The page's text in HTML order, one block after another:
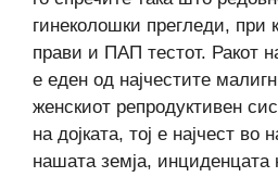
гинеколошки прегледи, при
прави и ПАП тестот. Ракот
е еден од најчестите
женскиот репродуктивен
на дојката, тој е најчест
нашата земја, инциденцата